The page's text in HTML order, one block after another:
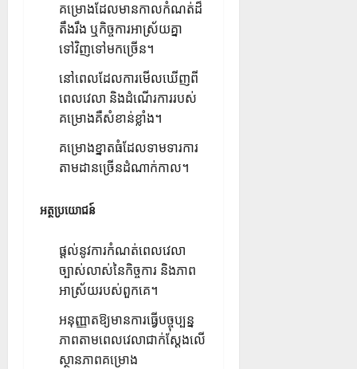
គម្រោងដែលមានកាលកំណត់ដ៏
តឹងរឹង ឬកិច្ចការអាស្រ័យគ្នា
ទៅវិញទៅមកច្រើន។
នៅពេលដែលការមើលឃើញពី
ពេលវេលា និងដំណើរការរបស់
គម្រោងគឺសំខាន់ខ្លាំង។
គម្រោងខ្នាតធំដែលទាមទារការ
តាមដានច្រើនដំណាក់កាល។
អត្ថប្រយោជន៍
ផ្តល់នូវការកំណត់ពេលវេលា
ច្បាស់លាស់នៃកិច្ចការ និងភាព
អាស្រ័យរបស់ពួកគេ។
អនុញ្ញាតឱ្យមានការធ្វើបច្ចុប្បន្ន
ភាពតាមពេលវេលាជាក់ស្តែងលើ
ស្ថានភាពគម្រោង